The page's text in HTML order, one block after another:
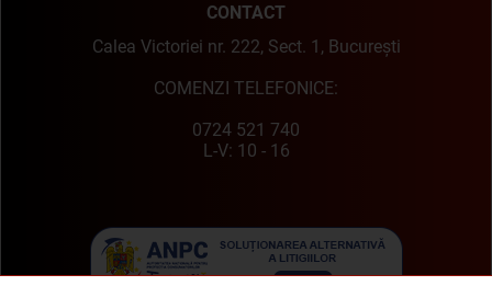
CONTACT
Calea Victoriei nr. 222, Sect. 1, București
COMENZI TELEFONICE:
0724 521 740
L-V: 10 - 16